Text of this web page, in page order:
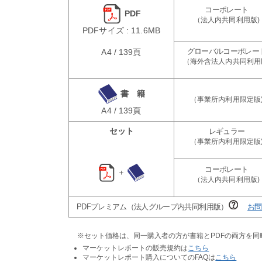
PDF
PDFサイズ : 11.6MB
A4 / 139頁
書 籍
A4 / 139頁
セット
＋
PDFプレミアム（法人グループ内共同利用版） お
※セット価格は、同一購入者の方が書籍とPDFの両方を
マーケットレポートの販売規約は こちら
マーケットレポート購入についてのFAQは こちら